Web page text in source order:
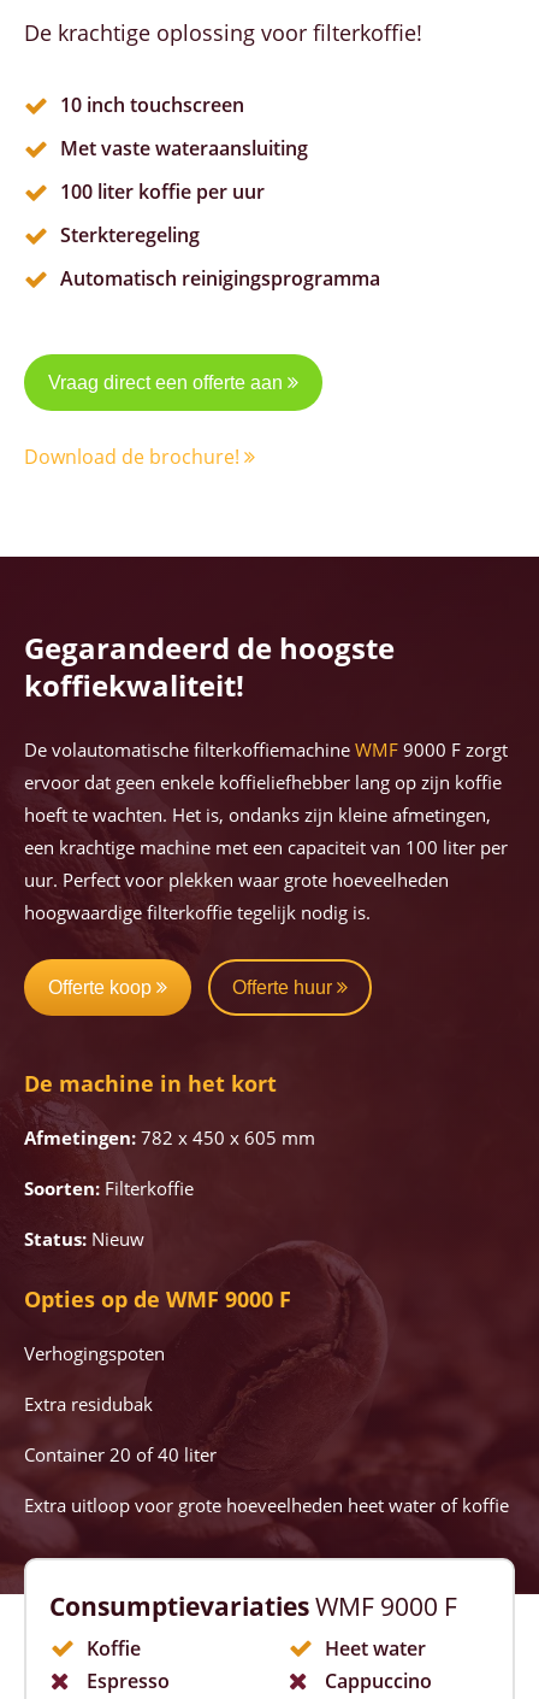
De krachtige oplossing voor filterkoffie!
10 inch touchscreen
Met vaste wateraansluiting
100 liter koffie per uur
Sterkteregeling
Automatisch reinigingsprogramma
Vraag direct een offerte aan
Download de brochure!
Gegarandeerd de hoogste
koffiekwaliteit!
De volautomatische filterkoffiemachine WMF 9000 F zorgt
ervoor dat geen enkele koffieliefhebber lang op zijn koffie
hoeft te wachten. Het is, ondanks zijn kleine afmetingen,
een krachtige machine met een capaciteit van 100 liter per
uur. Perfect voor plekken waar grote hoeveelheden
hoogwaardige filterkoffie tegelijk nodig is.
Offerte koop Offerte huur
De machine in het kort
Afmetingen: 782 x 450 x 605 mm
Soorten: Filterkoffie
Status: Nieuw
Opties op de WMF 9000 F
Verhogingspoten
Extra residubak
Container 20 of 40 liter
Extra uitloop voor grote hoeveelheden heet water of koffie
ConsumptievariatiesWMF 9000 F
Koffie
Heet water
Espresso
Cappuccino